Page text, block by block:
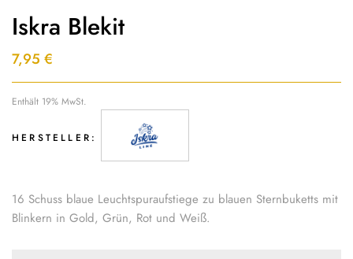
Iskra Blekit
7,95 €
Enthält 19% MwSt.
HERSTELLER:
16 Schuss blaue Leuchtspuraufstiege zu blauen Sternbuketts mit
Blinkern in Gold, Grün, Rot und Weiß.